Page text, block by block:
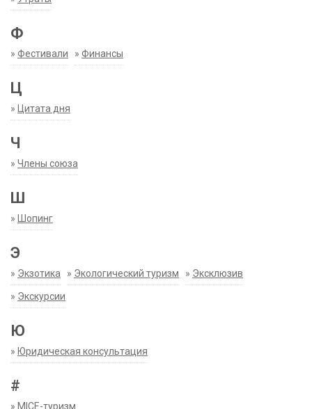
Ф
» Фестивали » Финансы
Ц
» Цитата дня
Ч
» Члены союза
Ш
» Шопинг
Э
» Экзотика » Экологический туризм » Эксклюзив
» Экскурсии
Ю
» Юридическая консультация
#
» MICE-туризм